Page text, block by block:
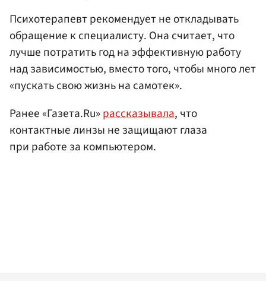
Психотерапевт рекомендует не откладывать
обращение к специалисту. Она считает, что
лучше потратить год на эффективную работу
над зависимостью, вместо того, чтобы много лет
«пускать свою жизнь на самотек».
Ранее «Газета.Ru»рассказывала, что
контактные линзы не защищают глаза
при работе за компьютером.